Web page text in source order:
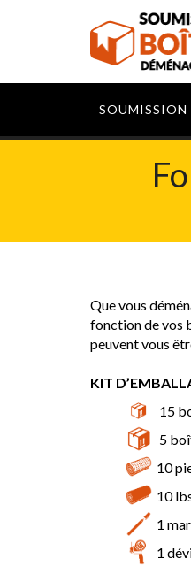
SOUMISSION
Que vous
fonction de vos
peuvent vous
KIT
15
5
10
10
1
1